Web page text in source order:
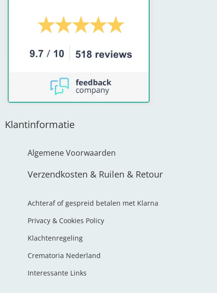
Klantinformatie
Algemene Voorwaarden
Verzendkosten & Ruilen & Retour
Achteraf of gespreid betalen met Klarna
Privacy & Cookies Policy
Klachtenregeling
Crematoria Nederland
Interessante Links